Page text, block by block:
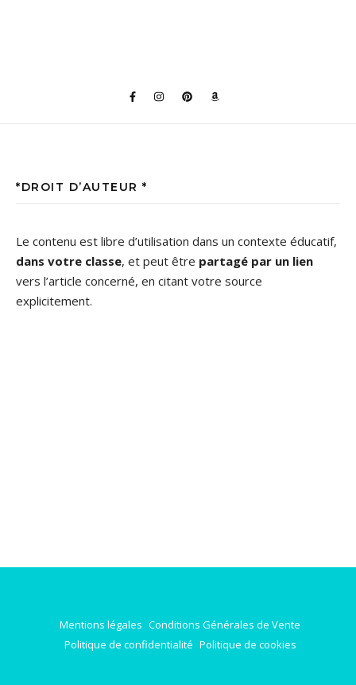
*DROIT D’AUTEUR *
Le contenu est libre d’utilisation dans un contexte éducatif,
dans votre classe, et peut être partagé par un lien
vers l’article concerné, en citant votre source
explicitement.
Mentions légales Conditions Générales de Vente
Politique de confidentialité Politique de cookies